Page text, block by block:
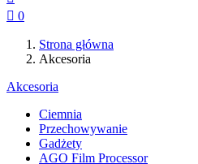
 0
Strona główna
Akcesoria
Akcesoria
Ciemnia
Przechowywanie
Gadżety
AGO Film Processor